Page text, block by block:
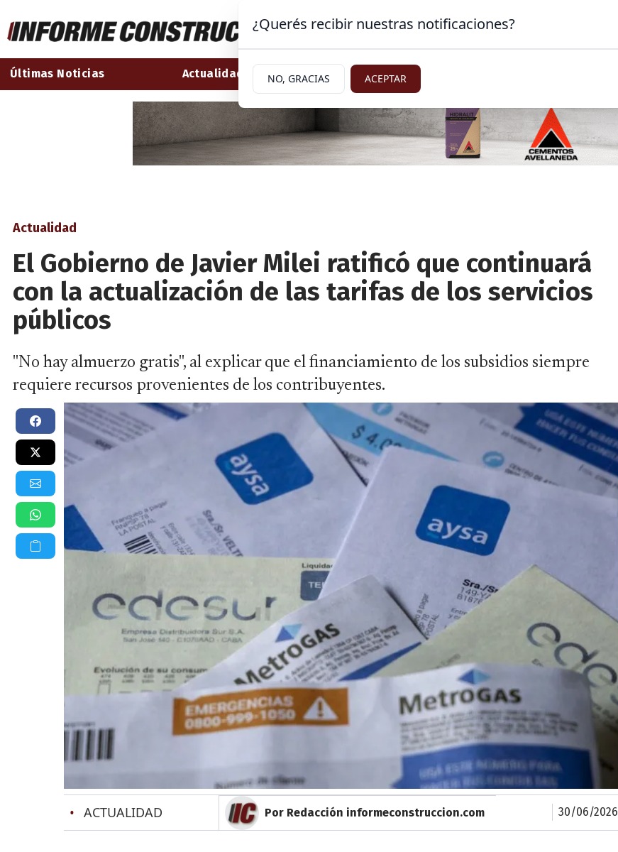
Últimas Noticias Actualidad Mercado
Actualidad
El Gobierno de Javier Milei ratificó que continuará
con la actualización de las tarifas de los servicios
públicos
"No hay almuerzo gratis", al explicar que el financiamiento de los subsidios siempre
requiere recursos provenientes de los contribuyentes.
• ACTUALIDAD Por Redacción informeconstruccion.com 30/06/2026
¿Querés recibir nuestras notificaciones?
NO, GRACIAS ACEPTAR